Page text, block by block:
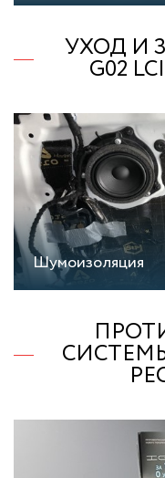
УХОД И
G02
Шумоизоляция
СИСТЕМЫ